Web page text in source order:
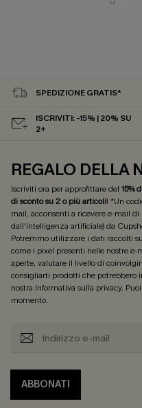
SPEDIZIONE GRATIS*
ISCRIVITI: -15% | 20% SU
2+
REGALO DELLA
Iscriviti ora per approfittare del 15%
di sconto su 2 o più articoli! *Un
mail, acconsenti a ricevere e-mail
dall'intelligenza artificiale) da
Potremmo utilizzare i dati raccolti
come i pixel presenti nelle nostre e-
aperte, valutare il livello di
consigliarti prodotti che potrebbero
nostra Informativa sulla privacy.
momento.
ABBONATI